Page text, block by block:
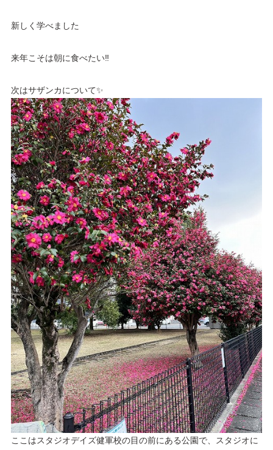
新しく学べました
来年こそは朝に食べたい‼️
次はサザンカについて✨
ここはスタジオデイズ健軍校の目の前にある公園で、スタジオに